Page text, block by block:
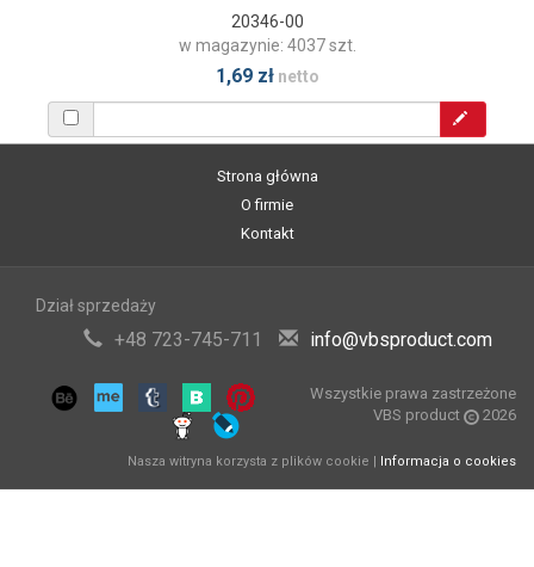
20346-00
w magazynie: 4037 szt.
1,69 złnetto
Strona główna
O firmie
Kontakt
Dział sprzedaży
+48 723-745-711 info@vbsproduct.com
Wszystkie prawa zastrzeżone
VBS product
2026
Nasza witryna korzysta z plików cookie | Informacja o cookies